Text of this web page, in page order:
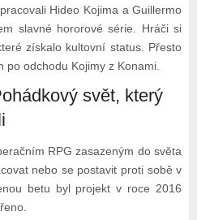
Hideo Kojima a Guillermo
slavné hororové série. Hráči si
získalo kultovní status. Přesto
odchodu Kojimy z Konami.
svět, který
RPG zasazeným do světa
nebo se postavit proti sobě v
betu byl projekt v roce 2016